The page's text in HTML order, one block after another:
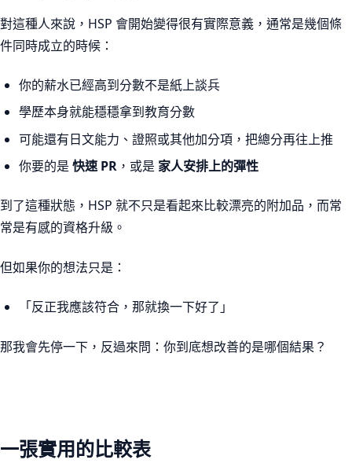
對這種人來說，HSP 會開始變得很有實際意義，通常是幾個條
件同時成立的時候：
你的薪水已經高到分數不是紙上談兵
學歷本身就能穩穩拿到教育分數
可能還有日文能力、證照或其他加分項，把總分再往上推
你要的是 快速 PR ，或是 家人安排上的彈性
到了這種狀態，HSP 就不只是看起來比較漂亮的附加品，而常
常是有感的資格升級。
但如果你的想法只是：
「反正我應該符合，那就換一下好了」
那我會先停一下，反過來問：你到底想改善的是哪個結果？
一張實用的比較表